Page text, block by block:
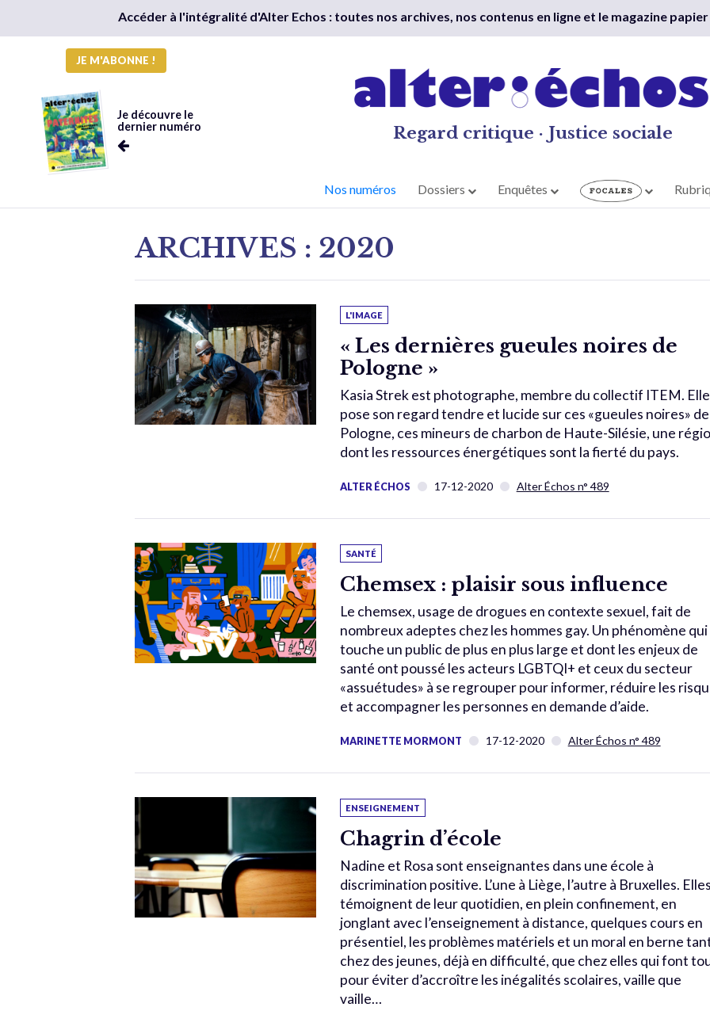
Accéder à l'intégralité d'Alter Echos : toutes nos archives, nos contenus en ligne et le magazine papier
JE M'ABONNE !
Je découvre le
dernier numéro
Regard critique · Justice sociale
Nos numéros Dossiers Enquêtes
ARCHIVES : 2020
L'IMAGE
« Les dernières gueules noires de
Pologne »
Kasia Strek est photographe, membre du collectif ITEM. Elle
pose son regard tendre et lucide sur ces «gueules noires» de
Pologne, ces mineurs de charbon de Haute-Silésie, une
dont les ressources énergétiques sont la fierté du pays.
ALTER ÉCHOS 17-12-2020 Alter Échos n° 489
SANTÉ
Chemsex : plaisir sous influence
Le chemsex, usage de drogues en contexte sexuel, fait de
nombreux adeptes chez les hommes gay. Un phénomène qui
touche un public de plus en plus large et dont les enjeux de
santé ont poussé les acteurs LGBTQI+ et ceux du secteur
«assuétudes» à se regrouper pour informer, réduire les
et accompagner les personnes en demande d’aide.
MARINETTE MORMONT 17-12-2020 Alter Échos n° 489
ENSEIGNEMENT
Chagrin d’école
Nadine et Rosa sont enseignantes dans une école à
discrimination positive. L’une à Liège, l’autre à Bruxelles. Elles
témoignent de leur quotidien, en plein confinement, en
jonglant avec l’enseignement à distance, quelques cours en
présentiel, les problèmes matériels et un moral en berne
chez des jeunes, déjà en difficulté, que chez elles qui font
pour éviter d’accroître les inégalités scolaires, vaille que
vaille…